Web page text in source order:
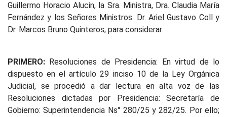
Guillermo Horacio Alucin, la Sra. Ministra, Dra. Claudia María
Fernández y los Señores Ministros: Dr. Ariel Gustavo Coll y
Dr. Marcos Bruno Quinteros, para considerar:
PRIMERO: Resoluciones de Presidencia: En virtud de lo
dispuesto en el artículo 29 inciso 10 de la Ley Orgánica
Judicial, se procedió a dar lectura en alta voz de las
Resoluciones dictadas por Presidencia: Secretaría de
Gobierno: Superintendencia Ns° 280/25 y 282/25. Por ello;